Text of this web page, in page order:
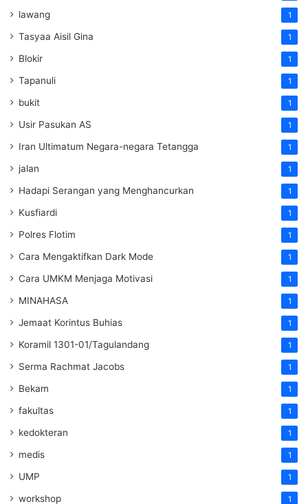
lawang 1
Tasyaa Aisil Gina 1
Blokir 1
Tapanuli 1
bukit 1
Usir Pasukan AS 1
Iran Ultimatum Negara-negara Tetangga 1
jalan 1
Hadapi Serangan yang Menghancurkan 1
Kusfiardi 1
Polres Flotim 1
Cara Mengaktifkan Dark Mode 1
Cara UMKM Menjaga Motivasi 1
MINAHASA 1
Jemaat Korintus Buhias 1
Koramil 1301-01/Tagulandang 1
Serma Rachmat Jacobs 1
Bekam 1
fakultas 1
kedokteran 1
medis 1
UMP 1
workshop 1